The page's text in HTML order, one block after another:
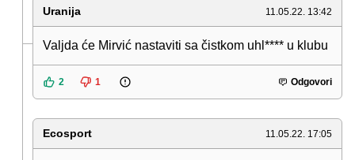
Uranija 11.05.22. 13:42
Valjda će Mirvić nastaviti sa čistkom uhl**** u klubu
2 1 Odgovori
Ecosport 11.05.22. 17:05